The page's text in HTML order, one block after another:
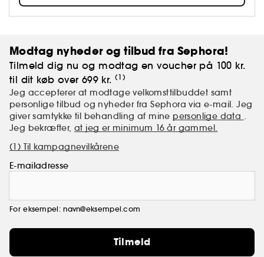
Modtag nyheder og tilbud fra Sephora!
Tilmeld dig nu og modtag en voucher på 100 kr.
til dit køb over 699 kr. (1)
Jeg accepterer at modtage velkomsttilbuddet samt
personlige tilbud og nyheder fra Sephora via e-mail. Jeg
giver samtykke til behandling af mine personlige data .
Jeg bekræfter,at jeg er minimum 16 år gammel.
(1) Til kampagnevilkårene
E-mailadresse
For eksempel: navn@eksempel.com
Tilmeld